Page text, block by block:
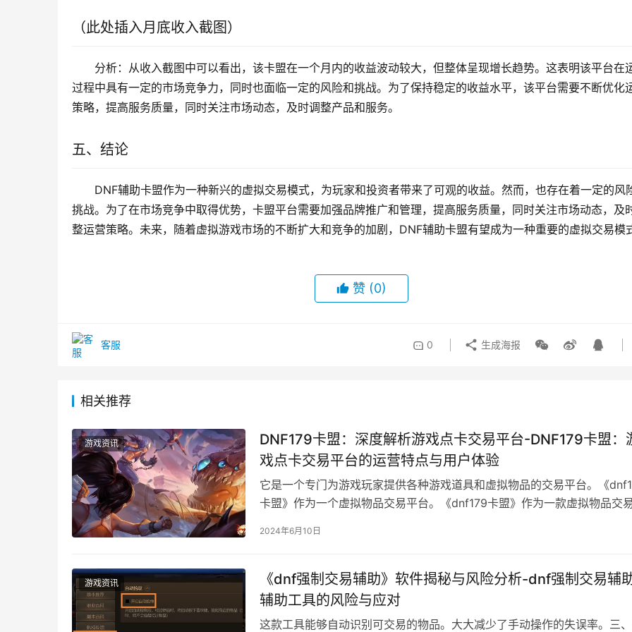
（此处插入月底收入截图）
分析：从收入截图中可以看出，该卡盟在一个月内的收益波动较大，但整体呈现增长趋势。这表明该平台在
过程中具有一定的市场竞争力，同时也面临一定的风险和挑战。为了保持稳定的收益水平，该平台需要不断优化
策略，提高服务质量，同时关注市场动态，及时调整产品和服务。
五、结论
DNF辅助卡盟作为一种新兴的虚拟交易模式，为玩家和投资者带来了可观的收益。然而，也存在着一定的风
挑战。为了在市场竞争中取得优势，卡盟平台需要加强品牌推广和管理，提高服务质量，同时关注市场动态，及
整运营策略。未来，随着虚拟游戏市场的不断扩大和竞争的加剧，DNF辅助卡盟有望成为一种重要的虚拟交易模
赞 (0)
客服 0 生成海报
相关推荐
游戏资讯
DNF179卡盟：深度解析游戏点卡交易平台-DNF179卡盟：
戏点卡交易平台的运营特点与用户体验
它是一个专门为游戏玩家提供各种游戏道具和虚拟物品的交易平台。《
卡盟》作为一个虚拟物品交易平台。《dnf179卡盟》作为一款虚拟物品交
2024年6月10日
游戏资讯
《dnf强制交易辅助》软件揭秘与风险分析-dnf强制交易辅助
辅助工具的风险与应对
这款工具能够自动识别可交易的物品。大大减少了手动操作的失误率。三